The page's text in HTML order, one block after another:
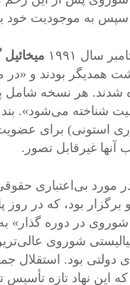
سپس به موجودیت خود
همدیگر بودند و «در
شدند. هر نسخه شامل
شناخته می‌شود». بند
استونی) برای
آنها غیرقابل تصور.
شوروی در دوره گذار»
این نهاد تازه